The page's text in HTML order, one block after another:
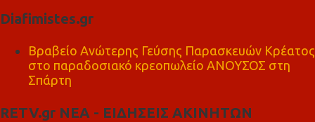
Diafimistes.gr
Βραβείο Ανώτερης Γεύσης Παρασκευών Κρέατος
στο παραδοσιακό κρεοπωλείο ΑΝΟΥΣΟΣ στη
Σπάρτη
RETV.gr ΝΕΑ - ΕΙΔΗΣΕΙΣ ΑΚΙΝΗΤΩΝ